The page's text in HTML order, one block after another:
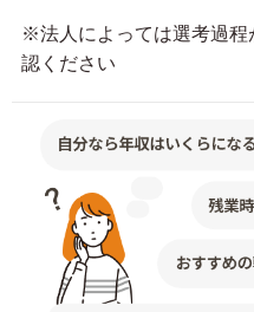
※法人によっては選考過程
認ください